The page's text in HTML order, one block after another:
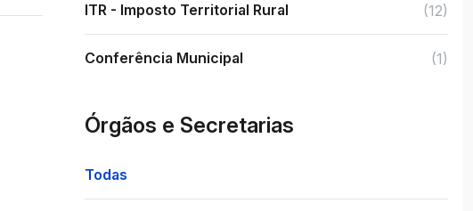
ITR - Imposto Territorial Rural (12)
Conferência Municipal (1)
Órgãos e Secretarias
Todas